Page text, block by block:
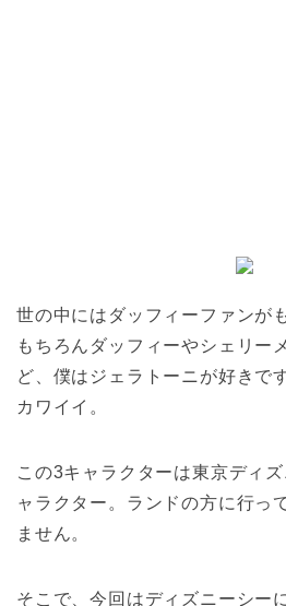
世の中にはダッフィーファンが
もちろんダッフィーやシェリー
ど、僕はジェラトーニが好きで
カワイイ。
この3キャラクターは東京ディ
ャラクター。ランドの方に行っ
ません。
そこで、今回はディズニーシー